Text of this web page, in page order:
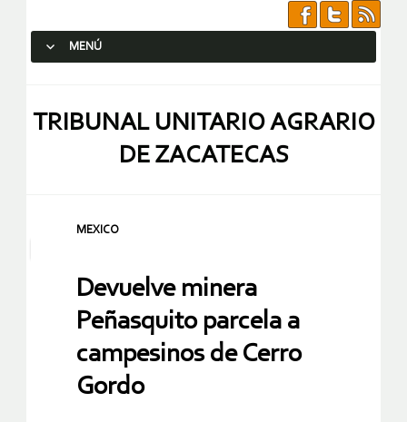
MENÚ
TRIBUNAL UNITARIO AGRARIO
DE ZACATECAS
MEXICO
Devuelve minera
Peñasquito parcela a
campesinos de Cerro
Gordo